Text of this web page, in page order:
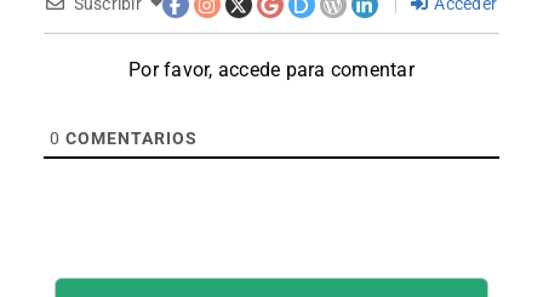
Por favor, accede para comentar
0 COMENTARIOS